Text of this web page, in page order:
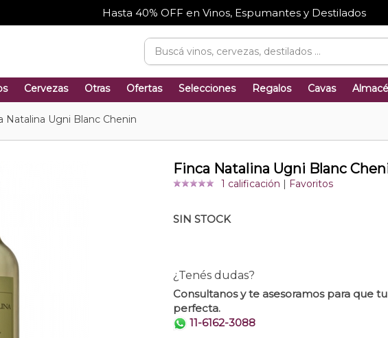
Hasta 40% OFF en Vinos, Espumantes y Destilados
Cervezas Otras Ofertas Selecciones Regalos Cavas
Natalina Ugni Blanc Chenin
Finca Natalina Ugni Blanc
1 calificación Favoritos
SIN STOCK
¿Tenés dudas?
Consultanos y te asesoramos para que
perfecta.
11-6162-3088